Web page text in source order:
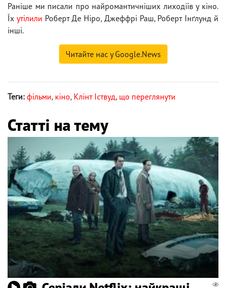
Раніше ми писали про найромантичніших лиходіїв у кіно.
Їх утілили Роберт Де Ніро, Джеффрі Раш, Роберт Інґлунд й
інші.
Читайте нас у Google.News
Теги: фільми, кіно, Клінт Іствуд, що переглянути
Статті на тему